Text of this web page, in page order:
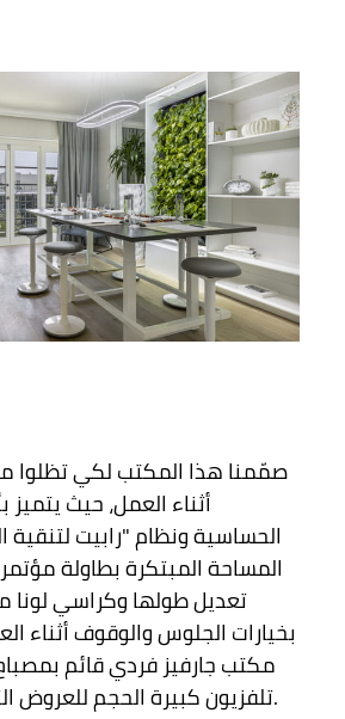
صمّمنا هذا المكتب لكي تظلوا
أثناء العمل، حيث
الحساسية ونظام "رابيت لتنقية
المساحة المبتكرة بطاولة
تعديل طولها وكراسي لونا
بخيارات الجلوس والوقوف أثناء
مكتب جارفيز فردي قائم
تلفزيون كبيرة الحجم للعروض التقديمية والمؤتمرات.